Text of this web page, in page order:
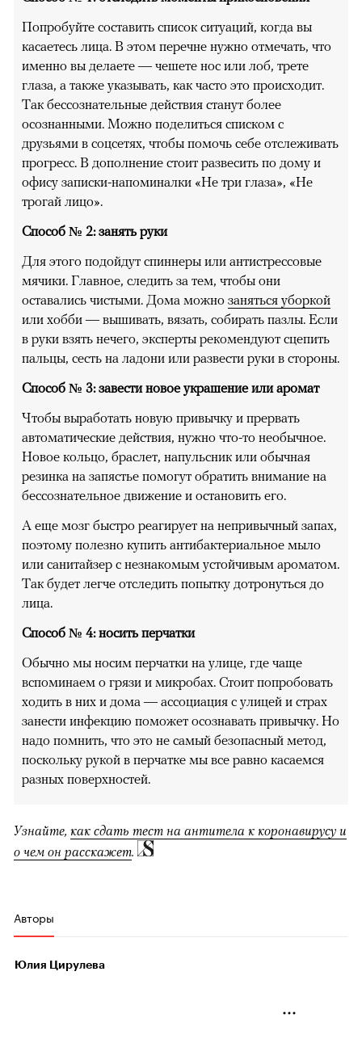
Попробуйте составить список ситуаций, когда вы
касаетесь лица. В этом перечне нужно отмечать, что
именно вы делаете — чешете нос или лоб, трете
глаза, а также указывать, как часто это происходит.
Так бессознательные действия станут более
осознанными. Можно поделиться списком с
друзьями в соцсетях, чтобы помочь себе отслеживать
прогресс. В дополнение стоит развесить по дому и
офису записки-напоминалки «Не три глаза», «Не
трогай лицо».
Способ № 2: занять руки
Для этого подойдут спиннеры или антистрессовые
мячики. Главное, следить за тем, чтобы они
оставались чистыми. Дома можно заняться уборкой
или хобби — вышивать, вязать, собирать пазлы. Если
в руки взять нечего, эксперты рекомендуют сцепить
пальцы, сесть на ладони или развести руки в стороны.
Способ № 3: завести новое украшение или аромат
Чтобы выработать новую привычку и прервать
автоматические действия, нужно что-то необычное.
Новое кольцо, браслет, напульсник или обычная
резинка на запястье помогут обратить внимание на
бессознательное движение и остановить его.
А еще мозг быстро реагирует на непривычный запах,
поэтому полезно купить антибактериальное мыло
или санитайзер с незнакомым устойчивым ароматом.
Так будет легче отследить попытку дотронуться до
лица.
Способ № 4: носить перчатки
Обычно мы носим перчатки на улице, где чаще
вспоминаем о грязи и микробах. Стоит попробовать
ходить в них и дома — ассоциация с улицей и страх
занести инфекцию поможет осознавать привычку. Но
надо помнить, что это не самый безопасный метод,
поскольку рукой в перчатке мы все равно касаемся
разных поверхностей.
Узнайте, как сдать тест на антитела к коронавирусу и
о чем он расскажет.
Авторы
Юлия Цирулева